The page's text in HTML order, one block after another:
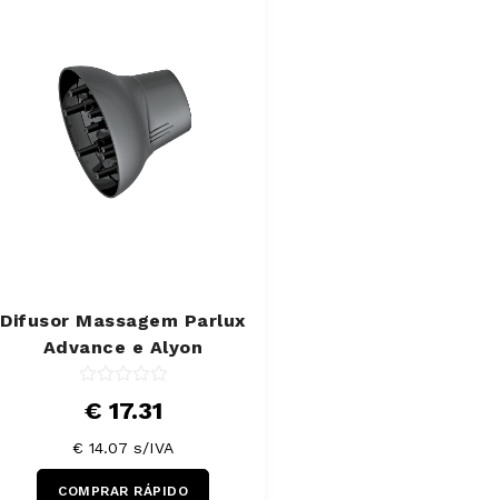
Difusor Massagem Parlux
Advance e Alyon
€ 17.31
€ 14.07 s/IVA
COMPRAR RÁPIDO